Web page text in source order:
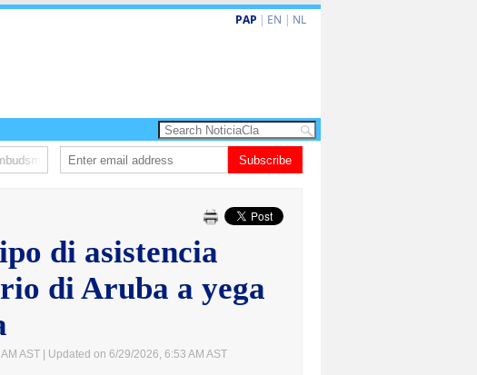
PAP | EN | NL
ta bishita barionan pa atende kehonan di ciudadano
Subscribe
di asistencia
di Aruba a yega
AST | Updated on 6/29/2026, 6:53 AM AST